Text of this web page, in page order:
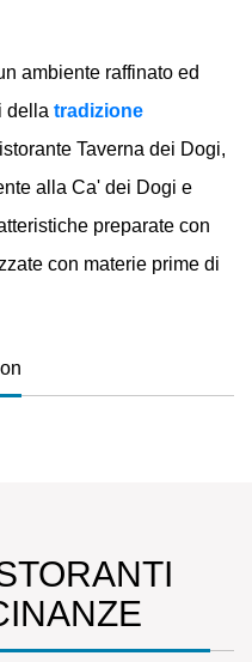
ambiente raffinato ed
della tradizione
Taverna dei Dogi,
alla Ca' dei Dogi e
preparate con
con materie prime di